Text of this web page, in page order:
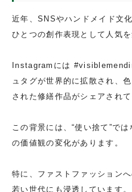
近年、SNSやハンドメイド文
ひとつの創作表現として人気を
Instagramには
ュタグが世界的に拡散され、
された修繕作品がシェアされて
この背景には、“使い捨て”で
の価値観の変化があります。
特に、ファストファッション
若い世代にも浸透しています。